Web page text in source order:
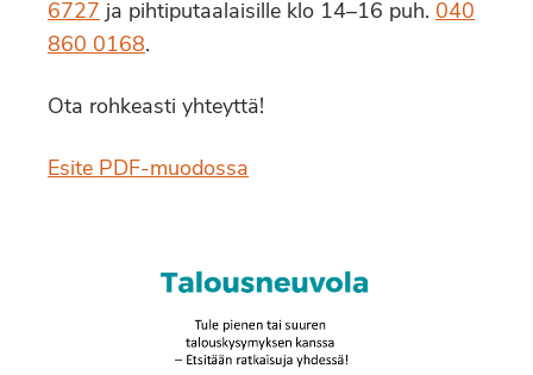
6727 ja pihtiputaalaisille klo 14–16 puh. 040
860 0168.
Ota rohkeasti yhteyttä!
Esite PDF-muodossa